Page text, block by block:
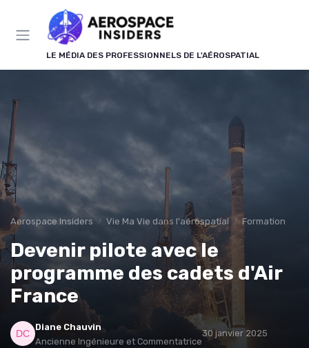
LE MÉDIA DES PROFESSIONNELS DE L'AÉROSPATIAL
Aerospace Insiders Vie Ma Vie dans l'aérospatial Formation
Devenir pilote avec le
programme des cadets d'Air
France
Diane Chauvin
Ancienne Ingénieure et Commentatrice
30 janvier 2025
Panneau de gestion des cookies